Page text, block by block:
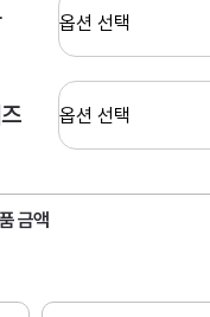
금액